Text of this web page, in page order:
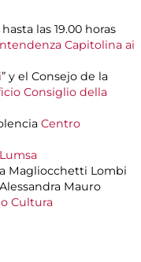
las 19.00 horas
Capitolina ai
” y el Consejo de la
Consiglio della
Centro
Magliocchetti Lombi
Mauro
Cultura